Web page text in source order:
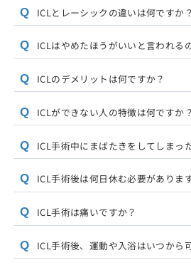
ICLとレーシックの違いは何ですか？
ICLはやめたほうがいいと言われる
ICLのデメリットは何ですか？
ICLができない人の特徴は何ですか？
ICL手術中にまばたきをしてしまっ
ICL手術後は何日休む必要がありま
ICL手術は痛いですか？
ICL手術後、運動や入浴はいつから